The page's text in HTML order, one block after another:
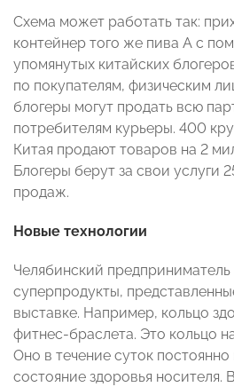
Схема может работать так:
контейнер того же пива А с
упомянутых китайских
по покупателям, физическим
блогеры могут продать всю
потребителям курьеры. 400
Китая продают товаров на 2
Блогеры берут за свои услуги
продаж.
Новые технологии
Челябинский
суперпродукты,
выставке. Например, кольцо
фитнес-браслета. Это кольцо
Оно в течение суток
состояние здоровья носителя.